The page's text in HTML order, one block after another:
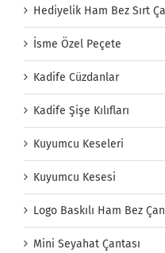
Hediyelik Ham Bez Sırt
İsme Özel Peçete
Kadife Cüzdanlar
Kadife Şişe Kılıfları
Kuyumcu Keseleri
Kuyumcu Kesesi
Logo Baskılı Ham Bez
Mini Seyahat Çantası